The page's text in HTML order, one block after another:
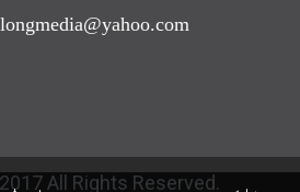
All Rights Reserved.